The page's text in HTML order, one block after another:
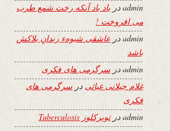
admin در یاد باد آنکه رخت شمع طرب
می افروخت !
adminدر عاشقی شیوهء رندانِ بلاکش
باشد
adminدر سرگرمی های فکری
غلام جیلانی غیاثی در سرگرمی های
فکری
adminدرتوبرکلوز Tuberculosis